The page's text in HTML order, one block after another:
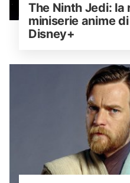
The Ninth Jedi: la
miniserie anime
Disney+